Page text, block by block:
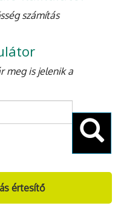
számítás
meg is jelenik a
értesítő